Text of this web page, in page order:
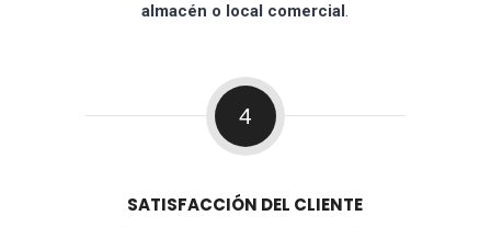
almacén o local comercial.
4
SATISFACCIÓN DEL CLIENTE